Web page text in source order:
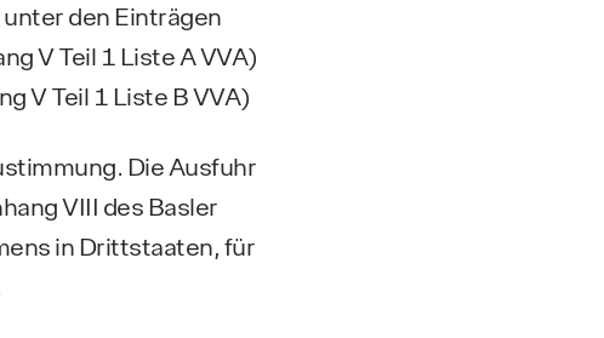
den Einträgen
V Teil 1 Liste A VVA)
V Teil 1 Liste B VVA)
Die Ausfuhr
VIII des Basler
in Drittstaaten, für